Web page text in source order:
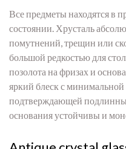
Все предметы находятся в
состоянии. Хрусталь
помутнений, трещин или
большой редкостью для
позолота на фризах и
яркий блеск с
подтверждающей
основания устойчивы и